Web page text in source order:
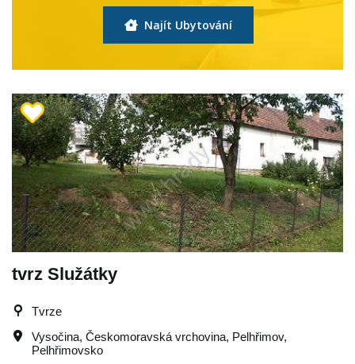
Najít Ubytování
tvrz Služátky
Tvrze
Vysočina, Českomoravská vrchovina, Pelhřimov,
Pelhřimovsko